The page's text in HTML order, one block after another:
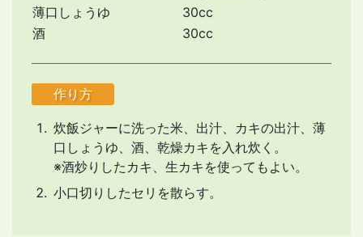
薄口しょうゆ
30cc
酒
30cc
作り方
炊飯ジャーに洗った米、出汁、カキの出汁、薄
口しょうゆ、酒、乾燥カキを入れ炊く。
※酒炒りしたカキ、生カキを使ってもよい。
小口切りしたセリを散らす。